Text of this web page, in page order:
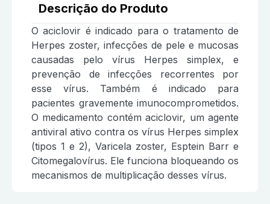
Descrição do Produto
O aciclovir é indicado para o tratamento de
Herpes zoster, infecções de pele e mucosas
causadas pelo vírus Herpes simplex, e
prevenção de infecções recorrentes por
esse vírus. Também é indicado para
pacientes gravemente imunocomprometidos.
O medicamento contém aciclovir, um agente
antiviral ativo contra os vírus Herpes simplex
(tipos 1 e 2), Varicela zoster, Esptein Barr e
Citomegalovírus. Ele funciona bloqueando os
mecanismos de multiplicação desses vírus.